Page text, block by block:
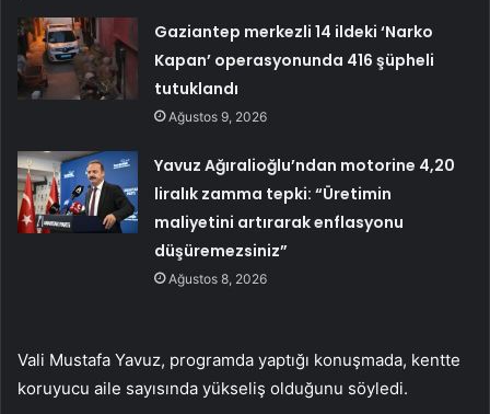
Gaziantep merkezli 14 ildeki ‘Narko
Kapan’ operasyonunda 416 şüpheli
tutuklandı
Ağustos 9, 2026
Yavuz Ağıralioğlu’ndan motorine 4,20
liralık zamma tepki: “Üretimin
maliyetini artırarak enflasyonu
düşüremezsiniz”
Ağustos 8, 2026
Vali Mustafa Yavuz, programda yaptığı konuşmada, kentte
koruyucu aile sayısında yükseliş olduğunu söyledi.